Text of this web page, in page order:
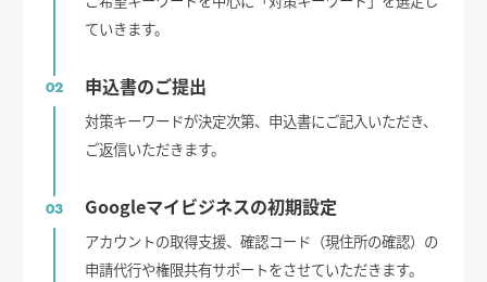
ていきます。
02 申込書のご提出
対策キーワードが決定次第、申込書にご記入いただき、
ご返信いただきます。
03 Googleマイビジネスの初期設定
アカウントの取得支援、確認コード（現住所の確認）の
申請代行や権限共有サポートをさせていただきます。